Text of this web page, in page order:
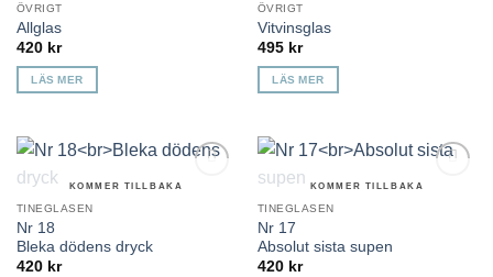
ÖVRIGT
Allglas
420 kr
LÄS MER
ÖVRIGT
Vitvinsglas
495 kr
LÄS MER
Lägg till i
KOMMER TILLBAKA
TINEGLASEN
Nr 18
Bleka dödens dryck
420 kr
Lägg till i
KOMMER TILLBAKA
TINEGLASEN
Nr 17
Absolut sista supen
420 kr